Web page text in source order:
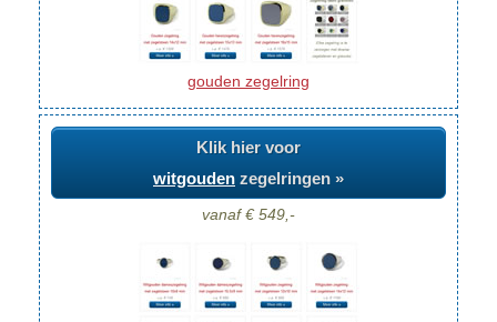
gouden zegelring
Klik hier voor
witgouden zegelringen »
vanaf € 549,-